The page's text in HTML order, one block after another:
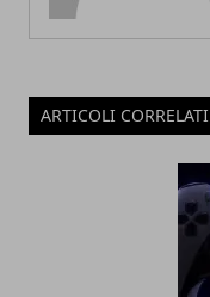
ARTICOLI CORRELATI